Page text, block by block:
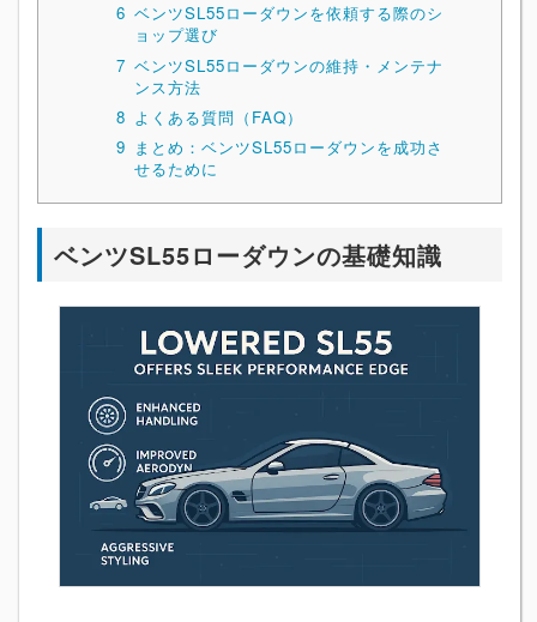
6 ベンツSL55ローダウンを依頼する際のシ
ョップ選び
7 ベンツSL55ローダウンの維持・メンテナ
ンス方法
8 よくある質問（FAQ）
9 まとめ：ベンツSL55ローダウンを成功さ
せるために
ベンツSL55ローダウンの基礎知識